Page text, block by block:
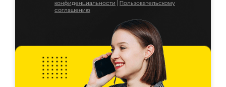
конфиденциальности
Пользовательскому
соглашению